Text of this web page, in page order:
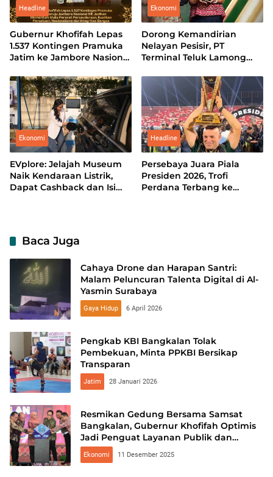
Headline
Gubernur Khofifah Lepas
1.537 Kontingen Pramuka
Jatim ke Jambore Nasional
Perkuat Persatuan dan
Kobarkan Semangat
Nasionalisme
Ekonomi
Dorong Kemandirian
Nelayan Pesisir, PT
Terminal Teluk Lamong
Award 2026
Ekonomi
EVplore: Jelajah Museum
Naik Kendaraan Listrik,
Dapat Cashback dan Isi
Headline
Persebaya Juara Piala
Presiden 2026, Trofi
Perdana Terbang ke
Baca Juga
Cahaya Drone dan Harapan Santri:
Malam Peluncuran Talenta Digital di Al-
Yasmin Surabaya
Gaya Hidup 6 April 2026
Pengkab KBI Bangkalan Tolak
Pembekuan, Minta PPKBI Bersikap
Transparan
Jatim 28 Januari 2026
Resmikan Gedung Bersama Samsat
Bangkalan, Gubernur Khofifah Optimis
Jadi Penguat Layanan Publik dan
Sistem Digitalisasi Nasional
Ekonomi 11 Desember 2025